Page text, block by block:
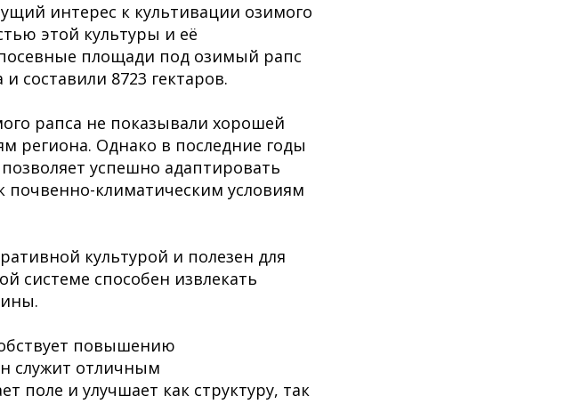
интерес к культивации озимого
этой культуры и её
площади под озимый рапс
составили 8723 гектаров.
рапса не показывали хорошей
региона. Однако в последние годы
успешно адаптировать
почвенно-климатическим условиям
культурой и полезен для
системе способен извлекать
повышению
служит отличным
поле и улучшает как структуру, так